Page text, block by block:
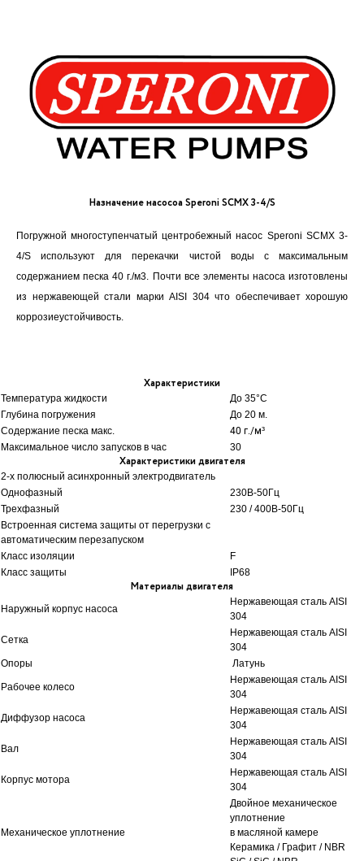
Назначение насосоа Speroni SCMX 3-4/S
Погружной многоступенчатый центробежный насос Speroni SCMX 3-
4/S используют для перекачки чистой воды с максимальным
содержанием песка 40 г./м3. Почти все элементы насоса изготовлены
из нержавеющей стали марки AISI 304 что обеспечивает хорошую
коррозиеустойчивость.
Характеристики
Температура жидкости До 35°C
Глубина погружения
До 20 м.
Содержание песка макс.
40 г./м³
Максимальное число запусков в час
30
Характеристики двигателя
2-х полюсный асинхронный электродвигатель
Однофазный
230В-50Гц
Трехфазный
230 / 400В-50Гц
Встроенная система защиты от перегрузки с
автоматическим перезапуском
Класс изоляции
F
Класс защиты
IP68
Материалы двигателя
Наружный корпус насоса
Нержавеющая сталь AISI
304
Сетка
Нержавеющая сталь AISI
304
Опоры
Латунь
Рабочее колесо
Нержавеющая сталь AISI
304
Диффузор насоса
Нержавеющая сталь AISI
304
Вал
Нержавеющая сталь AISI
304
Корпус мотора
Нержавеющая сталь AISI
304
Механическое уплотнение
Двойное механическое
уплотнение
в масляной камере
Керамика / Графит / NBR